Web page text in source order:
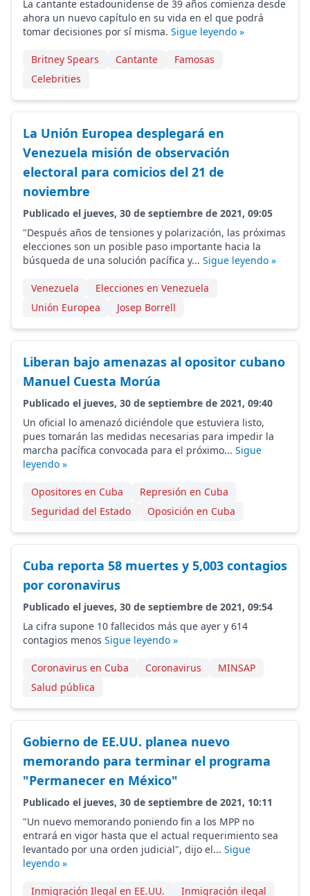
La cantante estadounidense de 39 años comienza desde
ahora un nuevo capítulo en su vida en el que podrá
tomar decisiones por sí misma. Sigue leyendo »
Britney Spears Cantante
Famosas
Celebrities
La Unión Europea desplegará en
Venezuela misión de observación
electoral para comicios del 21 de
noviembre
Publicado el jueves, 30 de septiembre de 2021, 09:05
"Después años de tensiones y polarización, las próximas
elecciones son un posible paso importante hacia la
búsqueda de una solución pacífica y... Sigue leyendo »
Venezuela
Elecciones en Venezuela
Unión Europea
Josep Borrell
Liberan bajo amenazas al opositor cubano
Manuel Cuesta Morúa
Publicado el jueves, 30 de septiembre de 2021, 09:40
Un oficial lo amenazó diciéndole que estuviera listo,
pues tomarán las medidas necesarias para impedir la
marcha pacífica convocada para el próximo... Sigue
leyendo »
Opositores en Cuba
Represión en Cuba
Seguridad del Estado
Oposición en Cuba
Cuba reporta 58 muertes y 5,003 contagios
por coronavirus
Publicado el jueves, 30 de septiembre de 2021, 09:54
La cifra supone 10 fallecidos más que ayer y 614
contagios menos Sigue leyendo »
Coronavirus en Cuba Coronavirus
MINSAP
Salud pública
Gobierno de EE.UU. planea nuevo
memorando para terminar el programa
"Permanecer en México"
Publicado el jueves, 30 de septiembre de 2021, 10:11
"Un nuevo memorando poniendo fin a los MPP no
entrará en vigor hasta que el actual requerimiento sea
levantado por una orden judicial", dijo el... Sigue
leyendo »
Inmigración Ilegal en EE.UU. Inmigración ilegal